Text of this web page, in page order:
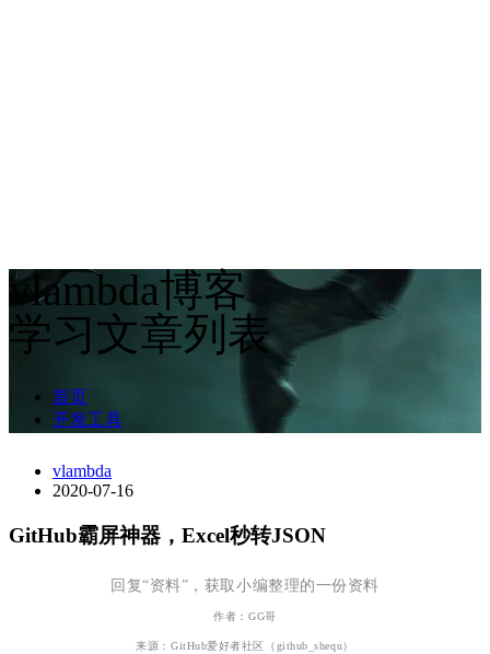
vlambda博客
学习文章列表
首页
开发工具
vlambda
2020-07-16
GitHub霸屏神器，Excel秒转JSON
回复“资料”，获取小编整理的一份资料
作者：GG哥
来源：GitHub爱好者社区（github_shequ）